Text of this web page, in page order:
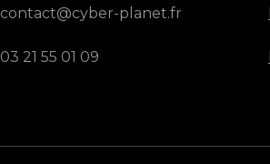
contact@cyber-planet.fr
03 21 55 01 09